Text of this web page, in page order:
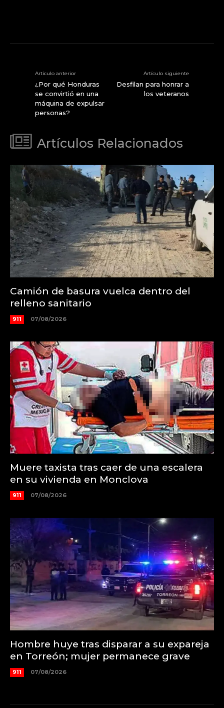
Artículo anterior
¿Por qué Honduras
se convirtió en una
máquina de expulsar
personas?
Artículo siguiente
Desfilan para honrar a
los veteranos
Artículos Relacionados
Camión de basura vuelca dentro del
relleno sanitario
911 07/08/2026
Muere taxista tras caer de una escalera
en su vivienda en Monclova
911 07/08/2026
Hombre huye tras disparar a su expareja
en Torreón; mujer permanece grave
911 07/08/2026